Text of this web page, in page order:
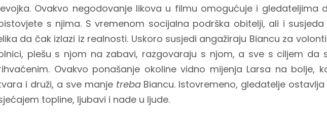
Ovakvo negodovanje likova u filmu omogućuje i gledateljima
s njima. S vremenom socijalna podrška obitelji, ali i
da čak izlazi iz realnosti. Uskoro susjedi angažiraju Biancu za
plešu s njom na zabavi, razgovaraju s njom, a sve s ciljem da
Ovakvo ponašanje okoline vidno mijenja Larsa na bolje,
i druži, a sve manje treba Biancu. Istovremeno, gledatelje
topline, ljubavi i nade u ljude.